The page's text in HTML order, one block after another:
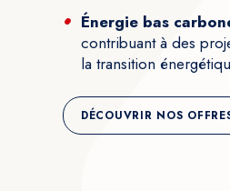
Énergie bas
contribuant à des
la transition
DÉCOUVRIR NOS